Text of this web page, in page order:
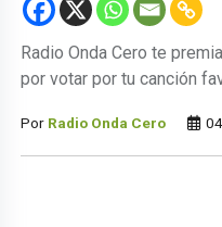
Radio Onda Cero te
por votar por tu canción
Por Radio Onda Cero